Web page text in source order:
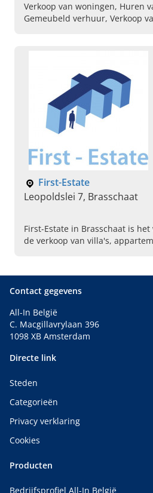
Verkoop van woningen, Huren
Gemeubeld verhuur, Verkoop
First-Estate
Leopoldslei 7, Brasschaat
First-Estate in Brasschaat is
de verkoop van villa's,
Contact gegevens
All-In België
C. Macgillavrylaan 396
1098 XB Amsterdam
Directe link
Steden
Categorieën
Privacy verklaring
Cookies
Producten
Bedrijfsprofiel All-In België